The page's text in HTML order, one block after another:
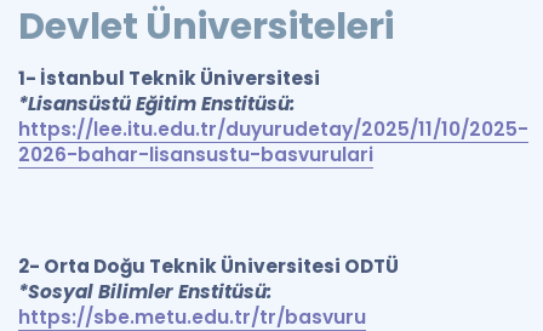
Devlet Üniversiteleri
1- İstanbul Teknik Üniversitesi
*Lisansüstü Eğitim Enstitüsü:
https://lee.itu.edu.tr/duyurudetay/2025/11/10/2025-
2026-bahar-lisansustu-basvurulari
2- Orta Doğu Teknik Üniversitesi ODTÜ
*Sosyal Bilimler Enstitüsü:
https://sbe.metu.edu.tr/tr/basvuru